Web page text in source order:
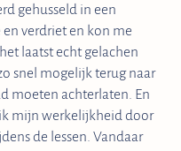
gehusseld in een
verdriet en kon me
laatst echt gelachen
snel mogelijk terug naar
moeten achterlaten. En
mijn werkelijkheid door
de lessen. Vandaar